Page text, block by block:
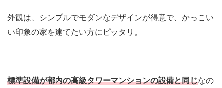
外観は、シンプルでモダンなデザインが得意で、かっこい
い印象の家を建てたい方にピッタリ。
標準設備が都内の高級タワーマンションの設備と同じなの